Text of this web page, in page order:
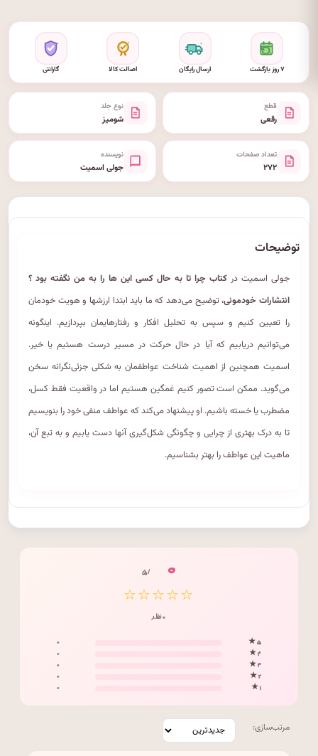
۷ روز بازگشت ارسال رایگان اصالت کالا گارانتی
قطع
رقعی
نوع جلد
شومیز
تعداد صفحات
۲۷۲
نویسنده
جولی اسمیت
توضیحات
جولی اسمیت در کتاب چرا تا به حال کسی این ها را به من نگفته بود ؟
انتشارات خودمونی، توضیح می‌دهد که ما باید ابتدا ارزشها و هویت خودمان‌
را تعیین کنیم و سپس به تحلیل افکار و رفتارهایمان‌ بپردازیم. اینگونه
می‌توانیم دریابیم که آیا در حال حرکت در مسیر درست هستیم یا خیر.
اسمیت همچنین از اهمیت شناخت عواطفمان‌ به شکلی جزئی‌نگرانه سخن
می‌گوید. ممکن است تصور کنیم غمگین هستیم اما در واقعیت فقط کسل،
مضطرب یا خسته باشیم. او پیشنهاد می‌کند که عواطف منفی خود را بنویسیم
تا به درک بهتری از چرایی و چگونگی شکل‌گیری آنها دست یابیم و به تبع آن،
ماهیت این عواطف را بهتر بشناسیم.
۰ / ۵
☆☆☆☆☆
۰ نظر
۵ ★
۰
۴ ★
۰
۳ ★
۰
۲ ★
۰
۱ ★
۰
مرتب‌سازی: